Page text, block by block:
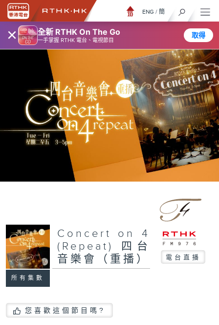
× 全新 RTHK On The Go
一手掌握 RTHK 電台、電視節目
取得
ENG / 簡
所有集數
Concert on 4
(Repeat) 四台
音樂會（重播）
電台直播
您喜歡這個節目嗎?